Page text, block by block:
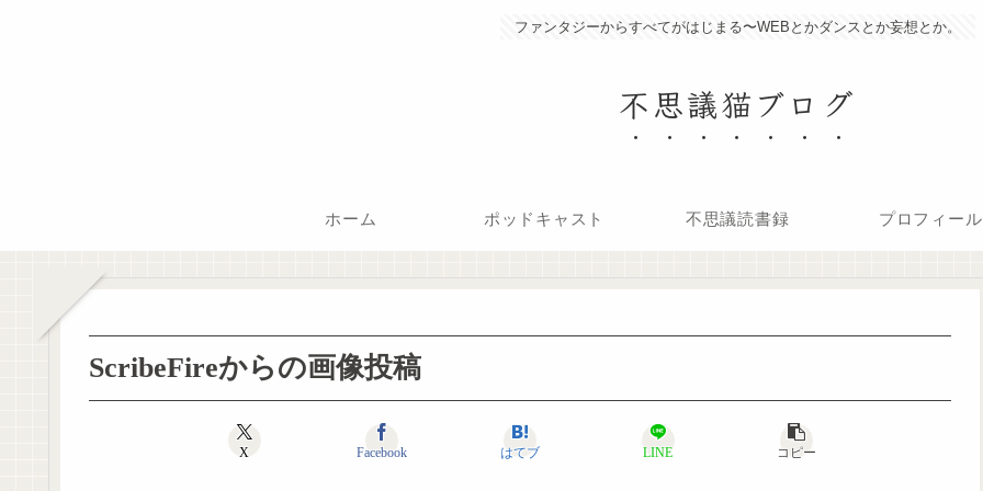
ファンタジーからすべてがはじまる〜WEBとかダンスとか妄想とか。
不思議猫ブログ
ホーム ポッドキャスト 不思議読書録 プロフィール
ScribeFireからの画像投稿
X Facebook はてブ LINE コピー